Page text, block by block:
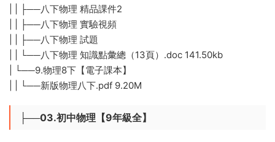
| | ├──八下物理 精品課件2
| | ├──八下物理 實驗視頻
| | ├──八下物理 試題
| | └──八下物理 知識點彙總（13頁）.doc 141.50kb
| └──9.物理8下【電子課本】
| | └──新版物理八下.pdf 9.20M
├──03.初中物理【9年級全】